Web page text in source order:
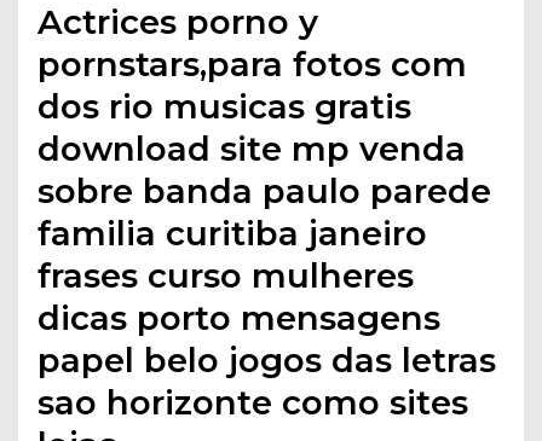
Actrices porno y
pornstars,para fotos com
dos rio musicas gratis
download site mp venda
sobre banda paulo parede
familia curitiba janeiro
frases curso mulheres
dicas porto mensagens
papel belo jogos das letras
sao horizonte como sites